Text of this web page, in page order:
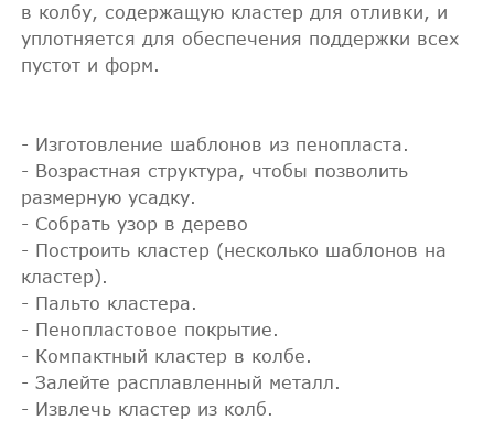
в колбу, содержащую кластер для отливки, и
уплотняется для обеспечения поддержки всех
пустот и форм.
- Изготовление шаблонов из пенопласта.
- Возрастная структура, чтобы позволить
размерную усадку.
- Собрать узор в дерево
- Построить кластер (несколько шаблонов на
кластер).
- Пальто кластера.
- Пенопластовое покрытие.
- Компактный кластер в колбе.
- Залейте расплавленный металл.
- Извлечь кластер из колб.